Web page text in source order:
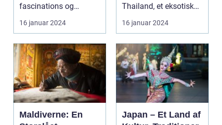
fascinations og
beundring. Med sin
betagende natu...
16 januar 2024
Thailand, et eksotisk
land med sine smukke
strande...
16 januar 2024
Maldiverne: En
Japan – Et Land af